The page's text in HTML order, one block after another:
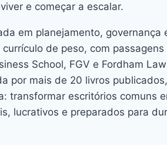
e começar a escalar.
em planejamento, governança
de peso, com passagens
School, FGV e Fordham Law
por mais de 20 livros publicados,
transformar escritórios comuns
lucrativos e preparados para